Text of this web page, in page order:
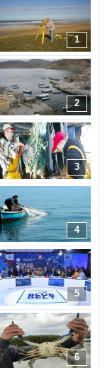
1
2
3
4
5
6